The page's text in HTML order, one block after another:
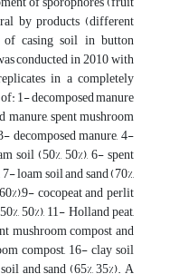
by products (different
of casing soil in button
conducted in 2010 with
in a completely
1- decomposed manure
manure, spent mushroom
decomposed manure, 4-
soil (50%, 50%), 6- spent
loam soil and sand (70%,
cocopeat and perlit
50%), 11- Holland peat,
mushroom compost and
compost, 16- clay soil